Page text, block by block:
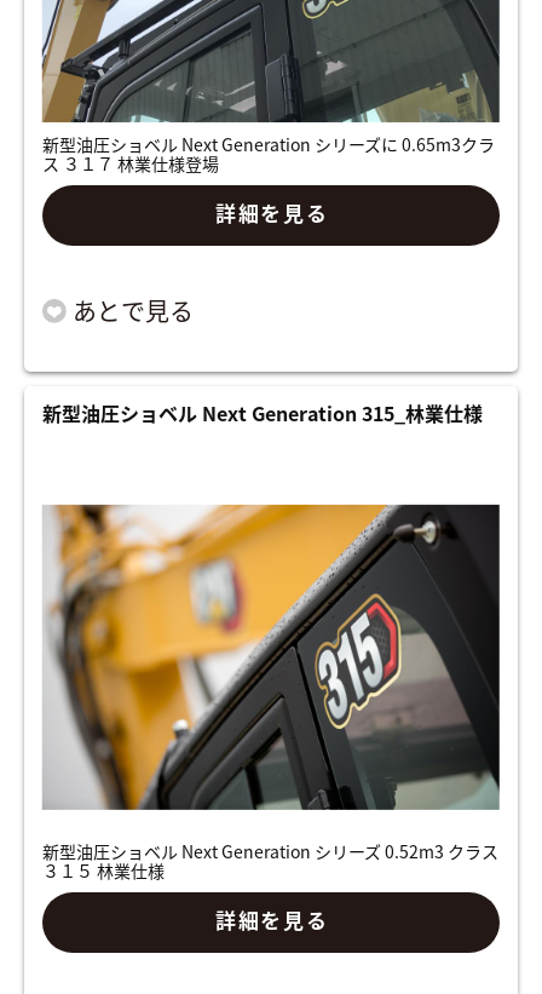
新型油圧ショベル Next Generation シリーズに 0.65m3クラ
ス ３１７ 林業仕様登場
詳細を見る
新型油圧ショベル Next Generation 315_林業仕様
新型油圧ショベル Next Generation シリーズ 0.52m3 クラス
３１５ 林業仕様
詳細を見る